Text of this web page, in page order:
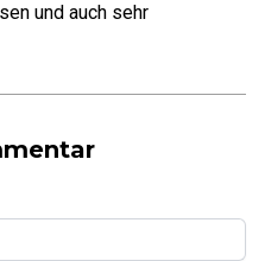
und auch sehr